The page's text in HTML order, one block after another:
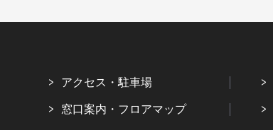
アクセス・駐車場
窓口案内・フロアマップ